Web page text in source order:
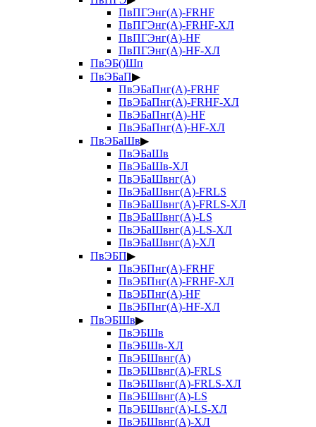
ПвПГЭнг(А)-FRHF
ПвПГЭнг(А)-FRHF-ХЛ
ПвПГЭнг(А)-HF
ПвПГЭнг(А)-HF-ХЛ
ПвЭБ()Шп
ПвЭБаП▶
ПвЭБаПнг(А)-FRHF
ПвЭБаПнг(А)-FRHF-ХЛ
ПвЭБаПнг(А)-HF
ПвЭБаПнг(А)-HF-ХЛ
ПвЭБаШв▶
ПвЭБаШв
ПвЭБаШв-ХЛ
ПвЭБаШвнг(А)
ПвЭБаШвнг(А)-FRLS
ПвЭБаШвнг(А)-FRLS-ХЛ
ПвЭБаШвнг(А)-LS
ПвЭБаШвнг(А)-LS-ХЛ
ПвЭБаШвнг(А)-ХЛ
ПвЭБП▶
ПвЭБПнг(А)-FRHF
ПвЭБПнг(А)-FRHF-ХЛ
ПвЭБПнг(А)-HF
ПвЭБПнг(А)-HF-ХЛ
ПвЭБШв▶
ПвЭБШв
ПвЭБШв-ХЛ
ПвЭБШвнг(А)
ПвЭБШвнг(А)-FRLS
ПвЭБШвнг(А)-FRLS-ХЛ
ПвЭБШвнг(А)-LS
ПвЭБШвнг(А)-LS-ХЛ
ПвЭБШвнг(А)-ХЛ